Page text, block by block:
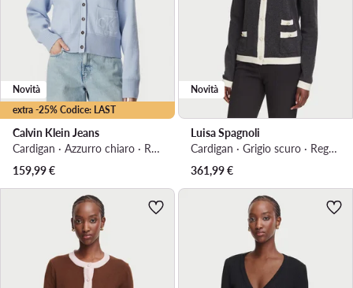
extra -25% Codice: LAST
Novità
Calvin Klein Jeans
Cardigan · Azzurro chiaro · Regular Fit
159,99€
Novità
Luisa Spagnoli
Cardigan · Grigio scuro · Regular Fit
361,99€